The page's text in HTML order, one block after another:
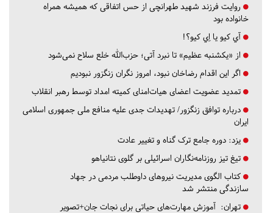
روایت فرزند شهید طهرانچی از حس اتفاقی که همیشه همراه
خانواده بود
آي كيو يا اِي كيو؟!
از «یکشنبه عظیم» تا نبرد آتی؛ حزب‌الله خلع سلاح نمی‌شود
اگر این اقدام رضاخان نبود، امروز نگران زنگزور نبودیم
تمدید عضویت اعضای هیات‌امنای کمیته امداد توسط رهبر انقلاب
درباره توافق زنگزور/ تهدیدات جدی علیه منافع ملی جمهوری اسلامی
ایران
یزد: دوره جامع ترک گناه و تغییر عادت
تیغ تیز روزنامه‌نگاران اسرائیلی بر گلوی نتانیاهو
کتاب الگوی مدیریت نیروهای داوطلب مردمی در جهاد
سازندگی منتشر شد
تهران: آموزش مهارت‌های حیاتی برای نجات جان+تصویر